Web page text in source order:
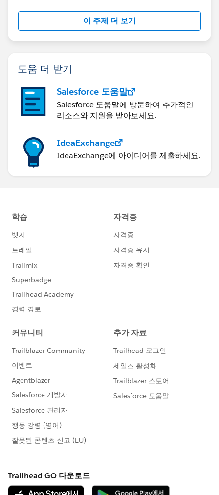
이 주제 더 보기
도움 더 받기
Salesforce 도움말
Salesforce 도움말에 방문하여 추가적인
리소스와 지원을 받아보세요.
IdeaExchange
IdeaExchange에 아이디어를 제출하세요.